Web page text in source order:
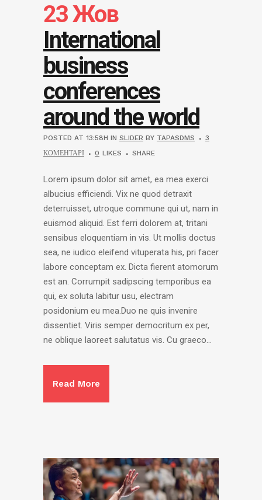
23 Жов
International
business
conferences
around the world
POSTED AT 13:58H IN SLIDER BY TAPASDMS
3
КОМЕНТАРІ
0 LIKES SHARE
Lorem ipsum dolor sit amet, ea mea exerci
albucius efficiendi. Vix ne quod detraxit
deterruisset, utroque commune qui ut, nam in
euismod aliquid. Est ferri dolorem at, tritani
sensibus eloquentiam in vis. Ut mollis doctus
sea, ne iudico eleifend vituperata his, pri facer
labore conceptam ex. Dicta fierent atomorum
est an. Corrumpit sadipscing temporibus ea
qui, ex soluta labitur usu, electram
posidonium eu mea.Duo ne quis invenire
dissentiet. Viris semper democritum ex per,
ne oblique laoreet salutatus vis. Cu graeco...
Read More